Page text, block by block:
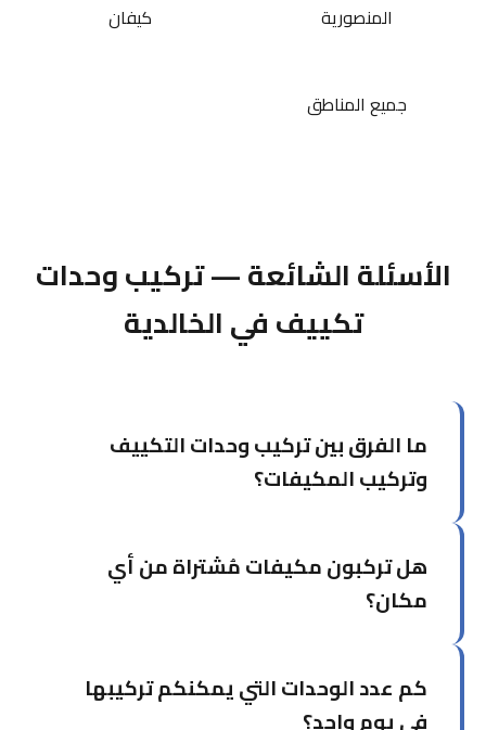
المنصورية كيفان
جميع المناطق
الأسئلة الشائعة — تركيب وحدات
تكييف في الخالدية
ما الفرق بين تركيب وحدات التكييف
وتركيب المكيفات؟
منفردة في غرف محددة، بينما تشمل خدمة تركيب
المكيفات الشاملة التصميم والتخطيط للمشاريع الأكبر.
هل تركبون مكيفات مُشتراة من أي
مكان؟
محل. يكفي إخبارنا بالماركة والموديل مسبقاً.
كم عدد الوحدات التي يمكنكم تركيبها
في يوم واحد؟